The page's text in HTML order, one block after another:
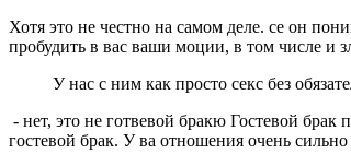
Хотя это не честно на самом деле. се он
пробудить в вас ваши моции, в том числе и
У нас с ним как просто секс без
- нет, это не готвевой бракю Гостевой
гостевой брак. У ва отношения очень